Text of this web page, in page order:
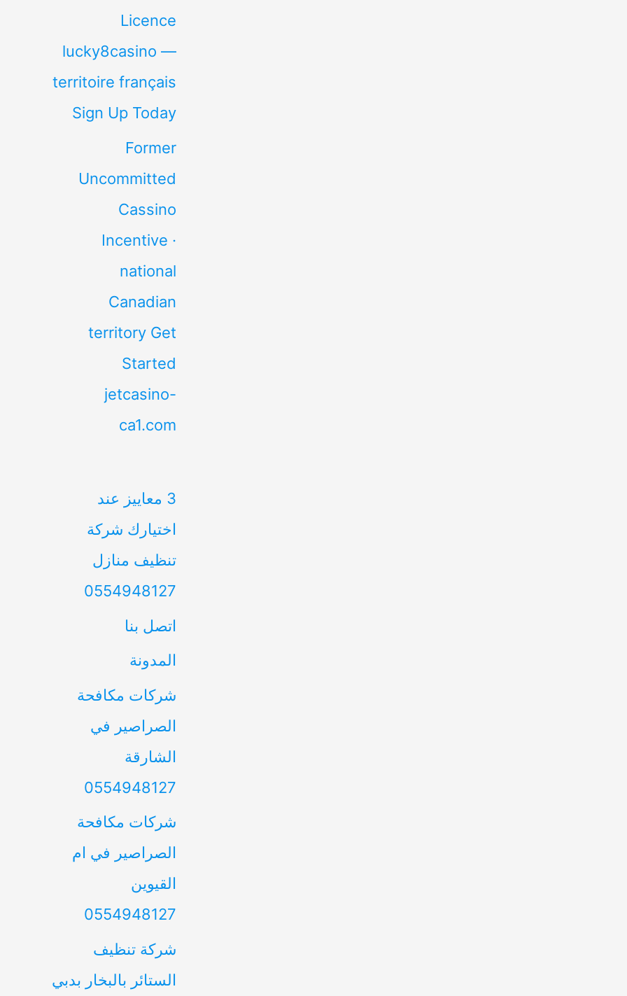
Licence
lucky8casino —
territoire français
Sign Up Today
Former
Uncommitted
Cassino
Incentive ·
national
Canadian
territory Get
Started
jetcasino-
ca1.com
3 معاييز عند
اختيارك شركة
تنظيف منازل
0554948127
اتصل بنا
المدونة
شركات مكافحة
الصراصير في
الشارقة
0554948127
شركات مكافحة
الصراصير في ام
القيوين
0554948127
شركة تنظيف
الستائر بالبخار بدبي